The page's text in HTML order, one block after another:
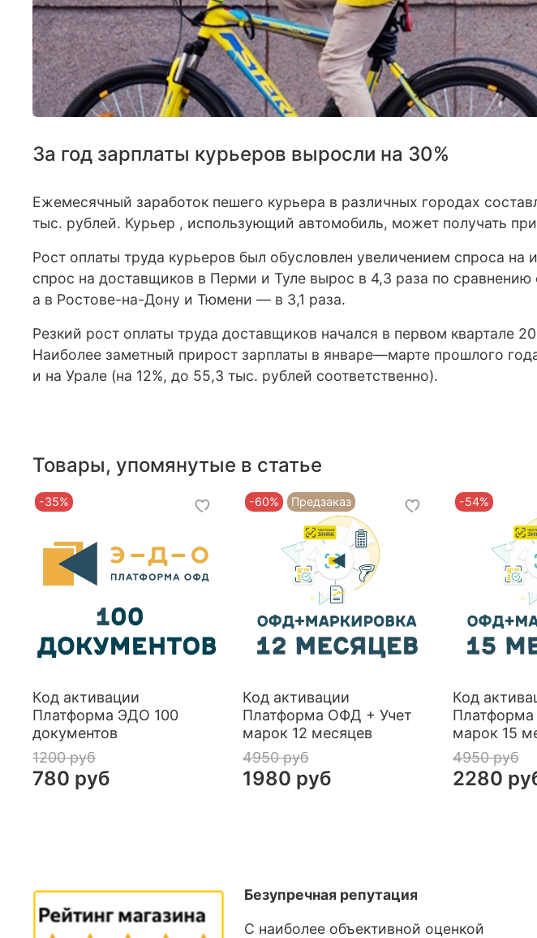
За год зарплаты курьеров выросли на 30%
Ежемесячный заработок пешего курьера в различных городах
тыс. рублей. Курьер , использующий автомобиль, может получать
Рост оплаты труда курьеров был обусловлен увеличением спроса
спрос на доставщиков в Перми и Туле вырос в 4,3 раза по
а в Ростове-на-Дону и Тюмени — в 3,1 раза.
Резкий рост оплаты труда доставщиков начался в первом квартале
Наиболее заметный прирост зарплаты в январе—марте прошлого
и на Урале (на 12%, до 55,3 тыс. рублей соответственно).
Товары, упомянутые в статье
-35%
Код активации
Платформа ЭДО 100
документов
1200 руб
780 руб
-60% Предзаказ
Код активации
Платформа ОФД + Учет
марок 12 месяцев
4950 руб
1980 руб
-54%
Код
марок 15
4950 руб
2280
Безупречная репутация
С наиболее объективной оценкой